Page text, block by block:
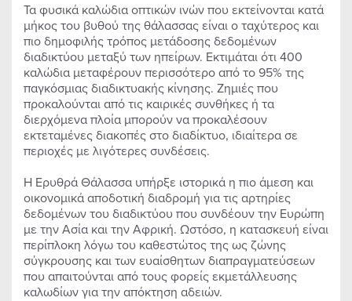
Τα φυσικά καλώδια οπτικών ινών που εκτείνονται κατά
μήκος του βυθού της θάλασσας είναι ο ταχύτερος και
πιο δημοφιλής τρόπος μετάδοσης δεδομένων
διαδικτύου μεταξύ των ηπείρων. Εκτιμάται ότι 400
καλώδια μεταφέρουν περισσότερο από το 95% της
παγκόσμιας διαδικτυακής κίνησης. Ζημιές που
προκαλούνται από τις καιρικές συνθήκες ή τα
διερχόμενα πλοία μπορούν να προκαλέσουν
εκτεταμένες διακοπές στο διαδίκτυο, ιδιαίτερα σε
περιοχές με λιγότερες συνδέσεις.
Η Ερυθρά Θάλασσα υπήρξε ιστορικά η πιο άμεση και
οικονομικά αποδοτική διαδρομή για τις αρτηρίες
δεδομένων του διαδικτύου που συνδέουν την Ευρώπη
με την Ασία και την Αφρική. Ωστόσο, η κατασκευή είναι
περίπλοκη λόγω του καθεστώτος της ως ζώνης
σύγκρουσης και των ευαίσθητων διαπραγματεύσεων
που απαιτούνται από τους φορείς εκμετάλλευσης
καλωδίων για την απόκτηση αδειών.